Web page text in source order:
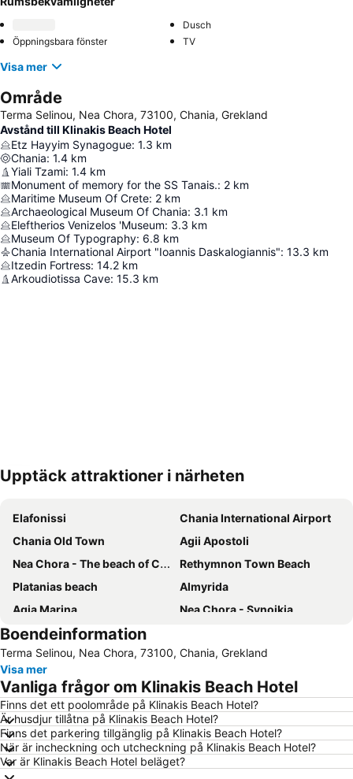
Dusch
Öppningsbara fönster
TV
Visa mer
Område
Terma Selinou, Nea Chora, 73100, Chania, Grekland
Avstånd till Klinakis Beach Hotel
Etz Hayyim Synagogue: 1.3 km
Chania: 1.4 km
Yiali Tzami: 1.4 km
Monument of memory for the SS Tanais.: 2 km
Maritime Museum Of Crete: 2 km
Archaeological Museum Of Chania: 3.1 km
Eleftherios Venizelos 'Museum: 3.3 km
Museum Of Typography: 6.8 km
Chania International Airport "Ioannis Daskalogiannis": 13.3 km
Itzedin Fortress: 14.2 km
Arkoudiotissa Cave: 15.3 km
Förstora kartan
Upptäck attraktioner i närheten
Elafonissi
Chania International Airport
Chania Old Town
Agii Apostoli
Nea Chora - The beach of Chania
Rethymnon Τown Beach
Platanias beach
Almyrida
Agia Marina
Nea Chora - Synoikia
Georgioupolis
Stavros
Elafonisi Lagoon
Kolymbari
Gerani
Chryssi Akti
Falasarna
Koum Kapi
Beach of Stalos
Lissos
Lake Kournas
Beach of Maleme
Balos
Boendeinformation
Terma Selinou, Nea Chora, 73100, Chania, Grekland
Visa mer
Vanliga frågor om Klinakis Beach Hotel
Finns det ett poolområde på Klinakis Beach Hotel?
Är husdjur tillåtna på Klinakis Beach Hotel?
Finns det parkering tillgänglig på Klinakis Beach Hotel?
När är incheckning och utcheckning på Klinakis Beach Hotel?
Var är Klinakis Beach Hotel beläget?